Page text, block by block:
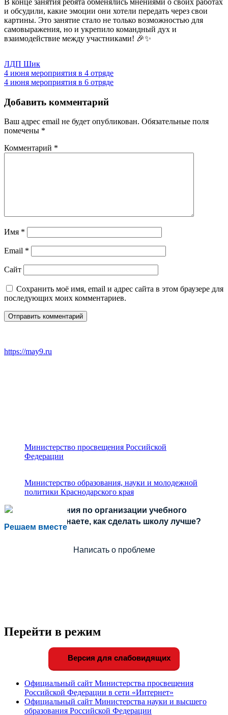
и обсудили, какие эмоции они хотели передать через свои
картины. Это занятие стало не только возможностью для
самовыражения, но и укрепило командный дух и
взаимодействие между участниками! 🎉✨
ЛДП Шик
Навигация
по
записям
4 июня мероприятия в 4 отряде
4 июня мероприятия в 6 отряде
Добавить комментарий
Ваш адрес email не будет опубликован. Обязательные поля
помечены *
Комментарий *
Имя *
Email *
Сайт
Сохранить моё имя, email и адрес сайта в этом браузере для
последующих моих комментариев.
https://may9.ru
Министерство просвещения Российской
Федерации
Министерство образования, науки и молодежной
политики Краснодарского края
Решаем вместе
Есть предложения по организации учебного
процесса или знаете, как сделать школу лучше?
Написать о проблеме
Перейти в режим
Версия для слабовидящих
Официальный сайт Министерства просвещения
Российской Федерации в сети «Интернет»
Официальный сайт Министерства науки и высшего
образования Российской Федерации